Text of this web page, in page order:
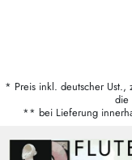
* Preis inkl. deutscher Ust.,
die
** bei Lieferung